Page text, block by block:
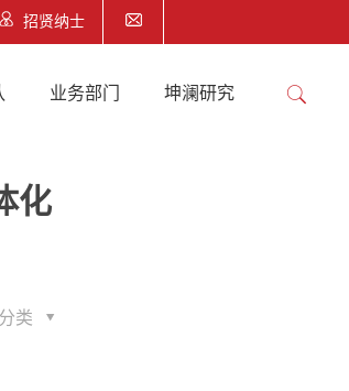
招贤纳士
业务部门 坤澜研究
化
分类